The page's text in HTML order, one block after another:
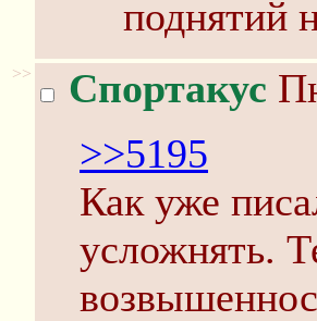
поднятий
>> Спортакус
>>5195
Как уже
усложнять.